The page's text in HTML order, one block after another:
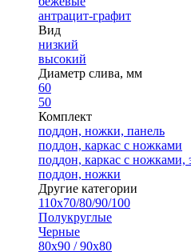
антрацит-графит
Вид
низкий
высокий
Диаметр слива, мм
60
50
Комплект
поддон, ножки, панель
поддон, каркас с ножками
поддон, каркас с ножками,
поддон, ножки
Другие категории
110х70/80/90/100
Полукруглые
Черные
80х90 / 90х80